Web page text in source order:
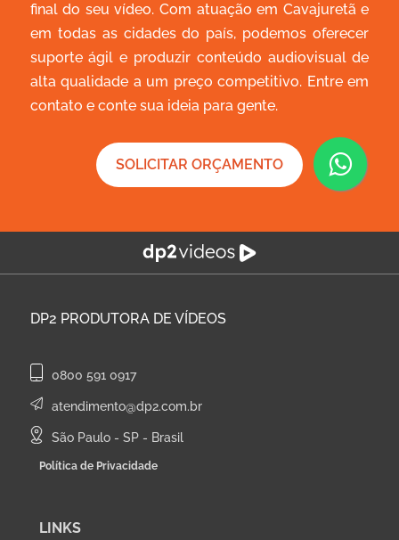
final do seu vídeo. Com atuação em Cavajuretã e
em todas as cidades do país, podemos oferecer
suporte ágil e produzir conteúdo audiovisual de
alta qualidade a um preço competitivo. Entre em
contato e conte sua ideia para gente.
SOLICITAR ORÇAMENTO
DP2 PRODUTORA DE VÍDEOS
0800 591 0917
atendimento@dp2.com.br
São Paulo - SP - Brasil
Política de Privacidade
LINKS